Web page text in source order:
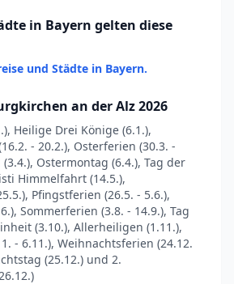
in Bayern gelten diese
und Städte in Bayern.
an der Alz 2026
Heilige Drei Könige (6.1.),
- 20.2.), Osterferien (30.3. -
Ostermontag (6.4.), Tag der
Himmelfahrt (14.5.),
Pfingstferien (26.5. - 5.6.),
Sommerferien (3.8. - 14.9.), Tag
(3.10.), Allerheiligen (1.11.),
- 6.11.), Weihnachtsferien (24.12.
(25.12.) und 2.